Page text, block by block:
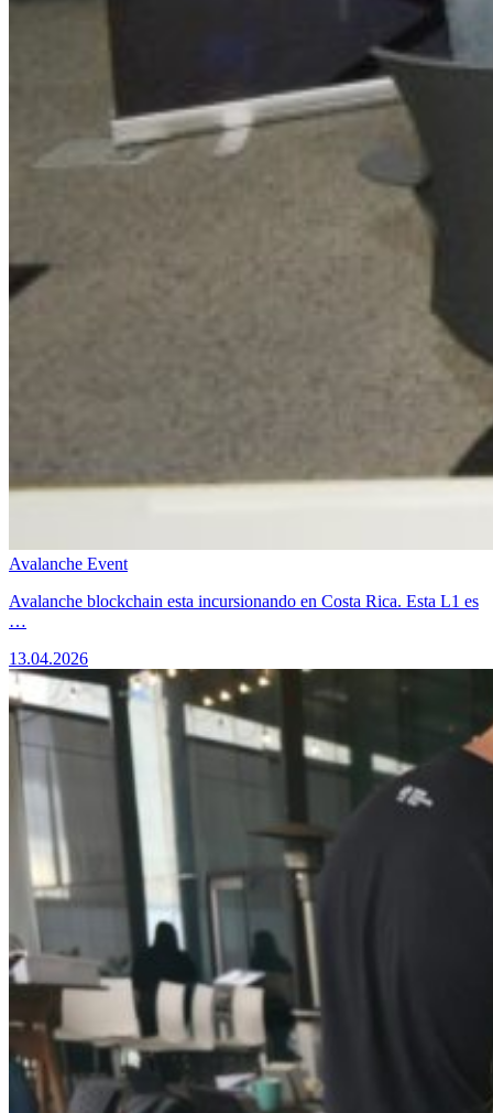
Avalanche Event
Avalanche blockchain esta incursionando en Costa Rica. Esta L1 es
…
13.04.2026